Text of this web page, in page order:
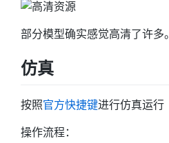
部分模型确实感觉高清了许多。
仿真
按照官方快捷键进行仿真运行
操作流程：